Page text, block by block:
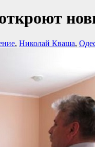
, Николай Кваша,